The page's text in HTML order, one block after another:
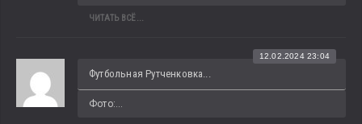
ЧИТАТЬ ВСЁ...
Футбольная Рутченковка...
12.02.2024 23:04
Фото:...